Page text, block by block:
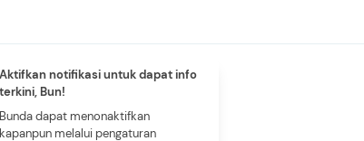
Aktifkan notifikasi untuk dapat info
terkini, Bun!
Bunda dapat menonaktifkan
kapanpun melalui pengaturan
NEW
CERITA BUNDA